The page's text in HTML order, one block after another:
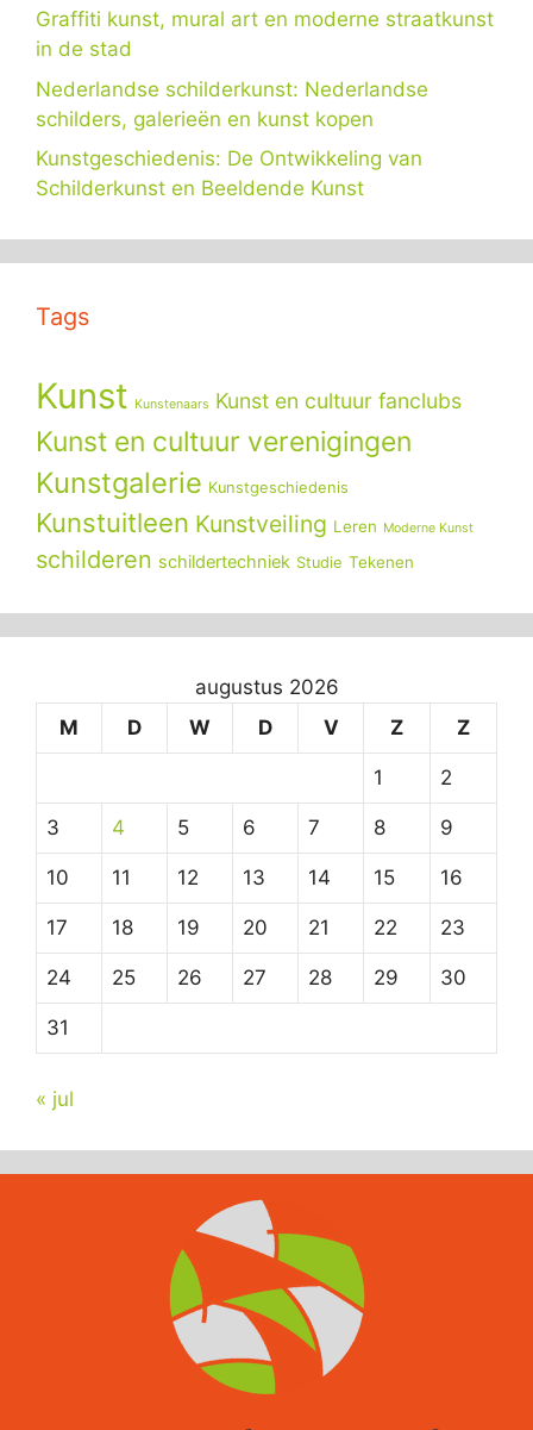
Graffiti kunst, mural art en moderne straatkunst
in de stad
Nederlandse schilderkunst: Nederlandse
schilders, galerieën en kunst kopen
Kunstgeschiedenis: De Ontwikkeling van
Schilderkunst en Beeldende Kunst
Tags
Kunst Kunstenaars Kunst en cultuur fanclubs
Kunst en cultuur verenigingen
Kunstgalerie Kunstgeschiedenis
Kunstuitleen Kunstveiling Leren Moderne Kunst
schilderen schildertechniek Studie Tekenen
augustus 2026
M
D W D V Z Z
1 2
3 4 5 6 7 8 9
10 11 12 13 14 15 16
17 18 19 20 21 22 23
24 25 26 27 28 29 30
31
« jul